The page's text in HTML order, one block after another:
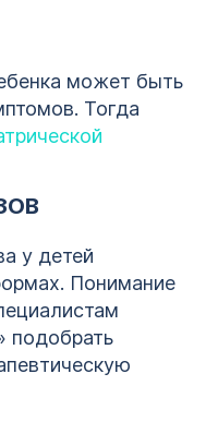
может быть
Тогда
у детей
Понимание
подобрать